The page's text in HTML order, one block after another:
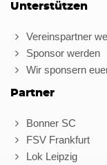
Unterstützen
Vereinspartner
Sponsor werden
Wir sponsern
Partner
Bonner SC
FSV Frankfurt
Lok Leipzig